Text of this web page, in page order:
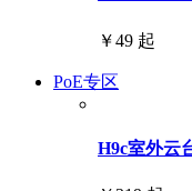
￥49 起
PoE专区
H9c室外云